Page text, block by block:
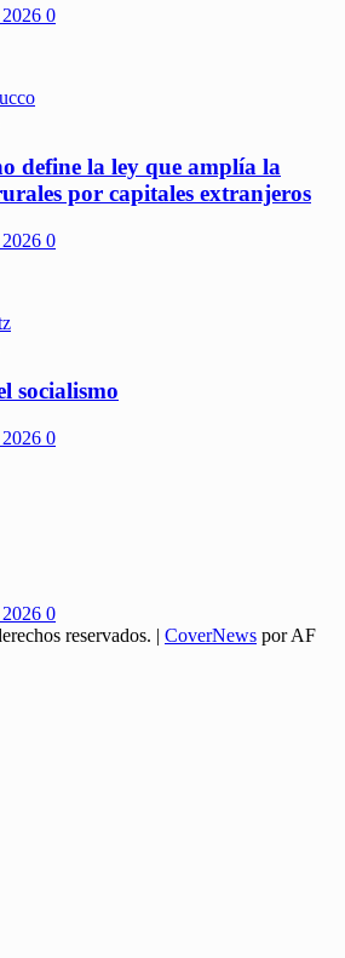
0
define la ley que amplía la
por capitales extranjeros
0
socialismo
0
0
reservados. | CoverNews por AF